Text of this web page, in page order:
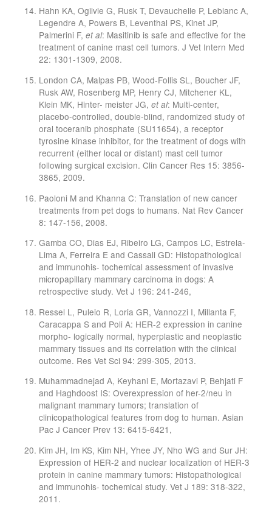
Hahn KA, Ogilvie G, Rusk T, Devauchelle P, Leblanc A,
Legendre A, Powers B, Leventhal PS, Kinet JP,
Palmerini F,et al: Masitinib is safe and effective for the
treatment of canine mast cell tumors. J Vet Intern Med
22: 1301-1309, 2008.
London CA, Malpas PB, Wood-Follis SL, Boucher JF,
Rusk AW, Rosenberg MP, Henry CJ, Mitchener KL,
Klein MK, Hinter- meister JG,et al: Multi-center,
placebo-controlled, double-blind, randomized study of
oral toceranib phosphate (SU11654), a receptor
tyrosine kinase inhibitor, for the treatment of dogs with
recurrent (either local or distant) mast cell tumor
following surgical excision. Clin Cancer Res 15: 3856-
3865, 2009.
Paoloni M and Khanna C: Translation of new cancer
treatments from pet dogs to humans. Nat Rev Cancer
8: 147-156, 2008.
Gamba CO, Dias EJ, Ribeiro LG, Campos LC, Estrela-
Lima A, Ferreira E and Cassali GD: Histopathological
and immunohis- tochemical assessment of invasive
micropapillary mammary carcinoma in dogs: A
retrospective study. Vet J 196: 241-246,
Ressel L, Puleio R, Loria GR, Vannozzi I, Millanta F,
Caracappa S and Poli A: HER-2 expression in canine
morpho- logically normal, hyperplastic and neoplastic
mammary tissues and its correlation with the clinical
outcome. Res Vet Sci 94: 299-305, 2013.
Muhammadnejad A, Keyhani E, Mortazavi P, Behjati F
and Haghdoost IS: Overexpression of her-2/neu in
malignant mammary tumors; translation of
clinicopathological features from dog to human. Asian
Pac J Cancer Prev 13: 6415-6421,
Kim JH, Im KS, Kim NH, Yhee JY, Nho WG and Sur JH:
Expression of HER-2 and nuclear localization of HER-3
protein in canine mammary tumors: Histopathological
and immunohis- tochemical study. Vet J 189: 318-322,
2011.